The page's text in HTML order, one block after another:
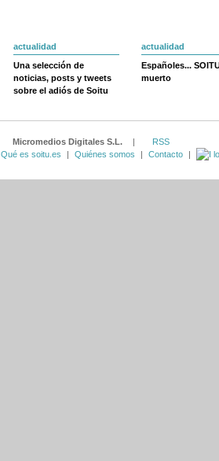
actualidad
Una selección de
noticias, posts y tweets
sobre el adiós de Soitu
actualidad
Españoles...
muerto
Micromedios Digitales S.L. |
RSS
Qué es soitu.es
| Quiénes somos | Contacto |